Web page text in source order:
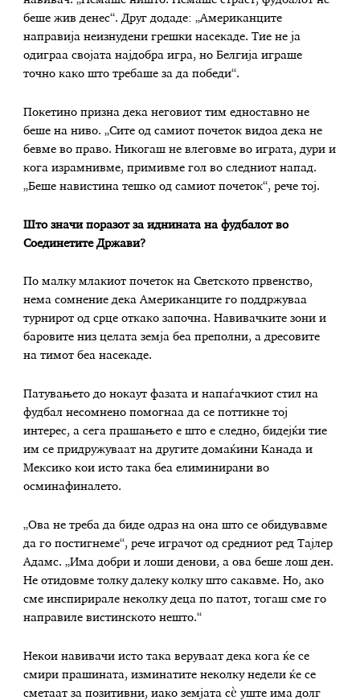
беше жив денес“. Друг додаде: „Американците
направија неизнудени грешки насекаде. Тие не ја
одиграа својата најдобра игра, но Белгија играше
точно како што требаше за да победи“.
Покетино призна дека неговиот тим едноставно не
беше на ниво. „Сите од самиот почеток видоа дека не
бевме во право. Никогаш не влеговме во играта, дури и
кога израмнивме, примивме гол во следниот напад.
„Беше навистина тешко од самиот почеток“, рече тој.
Што значи поразот за иднината на фудбалот во
Соединетите Држави?
По малку млакиот почеток на Светското првенство,
нема сомнение дека Американците го поддржуваа
турнирот од срце откако започна. Навивачките зони и
баровите низ целата земја беа преполни, а дресовите
на тимот беа насекаде.
Патувањето до нокаут фазата и напаѓачкиот стил на
фудбал несомнено помогнаа да се поттикне тој
интерес, а сега прашањето е што е следно, бидејќи тие
им се придружуваат на другите домаќини Канада и
Мексико кои исто така беа елиминирани во
осминафиналето.
„Ова не треба да биде одраз на она што се обидувавме
да го постигнеме“, рече играчот од средниот ред Тајлер
Адамс. „Има добри и лоши денови, а ова беше лош ден.
Не отидовме толку далеку колку што сакавме. Но, ако
сме инспирирале неколку деца по патот, тогаш сме го
направиле вистинското нешто.“
Некои навивачи исто така веруваат дека кога ќе се
смири прашината, изминатите неколку недели ќе се
сметаат за позитивни, иако земјата сè уште има долг